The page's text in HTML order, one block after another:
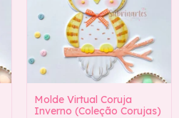
Molde Virtual Coruja
Inverno (Coleção Corujas)